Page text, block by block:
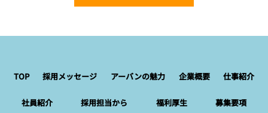
TOP 採用メッセージ アーバンの魅力 企業概要 仕事紹介
社員紹介 採用担当から 福利厚生 募集要項